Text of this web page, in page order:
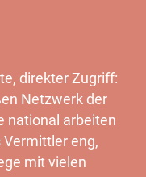
direkter Zugriff:
Netzwerk der
national arbeiten
eng,
mit vielen